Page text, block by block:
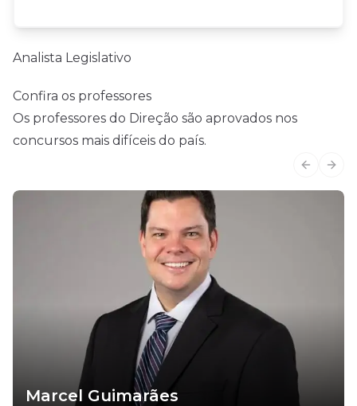
Analista Legislativo
Confira os professores
Os professores do Direção são aprovados nos
concursos mais difíceis do país.
Marcel Guimarães